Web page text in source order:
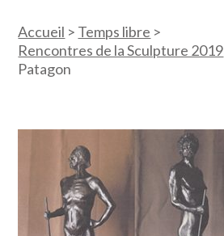
Accueil > Temps libre >
Rencontres de la Sculpture 2019
Patagon